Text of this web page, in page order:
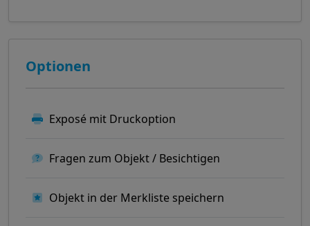
Optionen
Exposé mit Druckoption
Fragen zum Objekt / Besichtigen
Objekt in der Merkliste speichern